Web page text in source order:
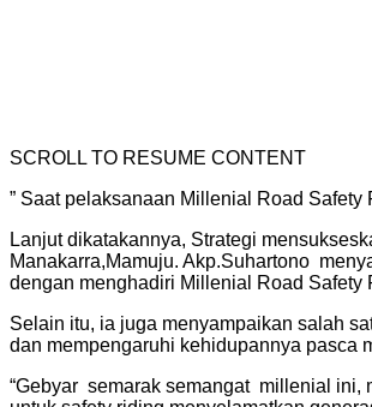
SCROLL TO RESUME CONTENT
” Saat pelaksanaan Millenial Road
Lanjut dikatakannya, Strategi
Manakarra,Mamuju. Akp.Suhartono
dengan menghadiri Millenial Road Safety
Selain itu, ia juga menyampaikan salah
dan mempengaruhi kehidupannya pasca
“Gebyar semarak semangat millenial ini,